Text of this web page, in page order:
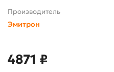
Производитель
Эмитрон
4871 ₽